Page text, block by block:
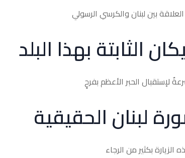
بين لبنان والكرسي الرسولي
الثابتة بهذا البلد
لإستقبال الحبر الأعظم بفرحٍ
لبنان الحقيقية
بكثير من الرجاء